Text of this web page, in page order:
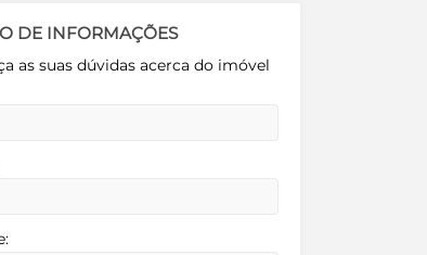
DE INFORMAÇÕES
as suas dúvidas acerca do imóvel